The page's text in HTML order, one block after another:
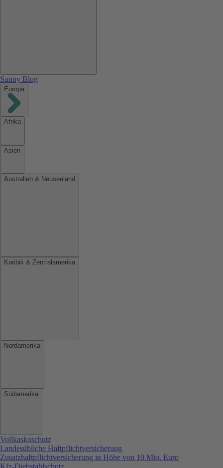
Sunny Blog
Europa
Afrika
Asien
Australien & Neuseeland
Karibik & Zentralamerika
Nordamerika
Südamerika
Vollkaskoschutz
Landesübliche Haftpflichtversicherung
Zusatzhaftpflichtversicherung in Höhe von 10 Mio. Euro
Kfz-Diebstahlschutz